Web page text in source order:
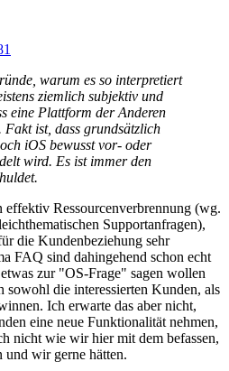
warum es so interpretiert
ziemlich subjektiv und
eine Plattform der Anderen
Fakt ist, dass grundsätzlich
iOS bewusst vor- oder
wird. Es ist immer den
Ressourcenverbrennung (wg.
Supportanfragen),
die Kundenbeziehung sehr
FAQ sind dahingehend schon echt
zur "OS-Frage" sagen wollen
sowohl die interessierten Kunden, als
Ich erwarte das aber nicht,
eine neue Funktionalität nehmen,
nicht wie wir hier mit dem befassen,
und wir gerne hätten.